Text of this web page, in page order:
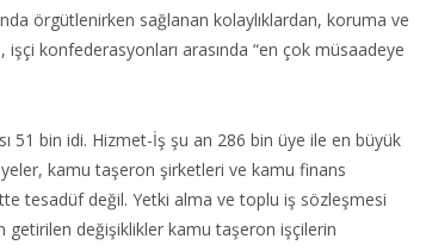
örgütlenirken sağlanan kolaylıklardan, koruma ve
konfederasyonları arasında “en çok müsaadeye
51 bin idi. Hizmet-İş şu an 286 bin üye ile en büyük
kamu taşeron şirketleri ve kamu finans
tesadüf değil. Yetki alma ve toplu iş sözleşmesi
getirilen değişiklikler kamu taşeron işçilerin